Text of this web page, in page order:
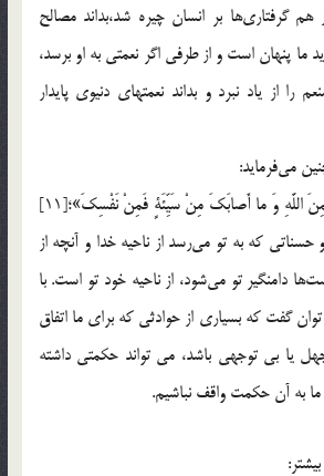
گرفتاري‌ها بر انسان چيره شد،‌بداند مصالح
ما پنهان است و از طرفي اگر نعمتي به او برسد،
را از ياد نبرد و بداند نعمتهاي دنيوي پايدار
مي‌فرمايد:
« ما أَصابَكَ مِنْ حَسَنَةٍ فَمِنَ اللَّهِ وَ ما أَصابَكَ مِنْ سَيِّئَةٍ فَمِنْ نَفْسِكَ»؛[11]
حسناتي كه به تو مي‌رسد از ناحيه خدا و آنچه از
دامنگير تو مي‌شود، ‌از ناحيه خود تو است. با
گفت که بسياري از حوادثي که براي ما اتفاق
يا بي توجهي باشد، مي تواند حکمتي داشته
به آن حکمت واقف نباشيم.